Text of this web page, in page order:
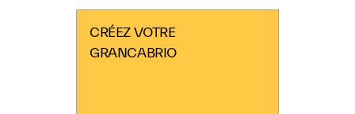
CRÉEZ VOTRE
GRANCABRIO